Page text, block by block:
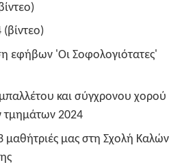
εφήβων 'Οι Σοφολογιότατες'
και σύγχρονου χορού
τμημάτων 2024
3 μαθήτριές μας στη Σχολή Καλών